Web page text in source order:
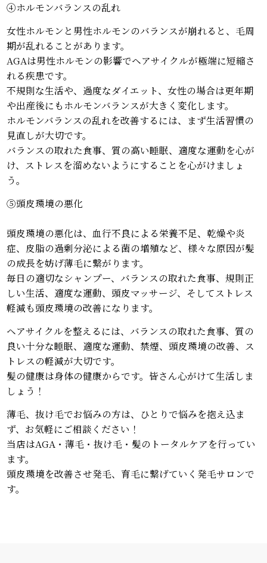
④ホルモンバランスの乱れ
女性ホルモンと男性ホルモンのバランスが崩れると、毛周
期が乱れることがあります。
AGAは男性ホルモンの影響でヘアサイクルが極端に短縮さ
れる疾患です。
不規則な生活や、過度なダイエット、女性の場合は更年期
や出産後にもホルモンバランスが大きく変化します。
ホルモンバランスの乱れを改善するには、まず生活習慣の
見直しが大切です。
バランスの取れた食事、質の高い睡眠、適度な運動を心が
け、ストレスを溜めないようにすることを心がけましょ
う。
⑤頭皮環境の悪化
頭皮環境の悪化は、血行不良による栄養不足、乾燥や炎
症、皮脂の過剰分泌による菌の増殖など、様々な原因が髪
の成長を妨げ薄毛に繋がります。
毎日の適切なシャンプー、バランスの取れた食事、規則正
しい生活、適度な運動、頭皮マッサージ、そしてストレス
軽減も頭皮環境の改善になります。
ヘアサイクルを整えるには、バランスの取れた食事、質の
良い十分な睡眠、適度な運動、禁煙、頭皮環境の改善、ス
トレスの軽減が大切です。
髪の健康は身体の健康からです。皆さん心がけて生活しま
しょう！
薄毛、抜け毛でお悩みの方は、ひとりで悩みを抱え込ま
ず、お気軽にご相談ください！
当店はAGA・薄毛・抜け毛・髪のトータルケアを行ってい
ます。
頭皮環境を改善させ発毛、育毛に繋げていく発毛サロンで
す。